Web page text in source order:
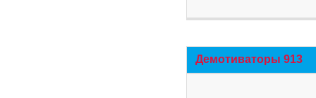
Демотиваторы 913